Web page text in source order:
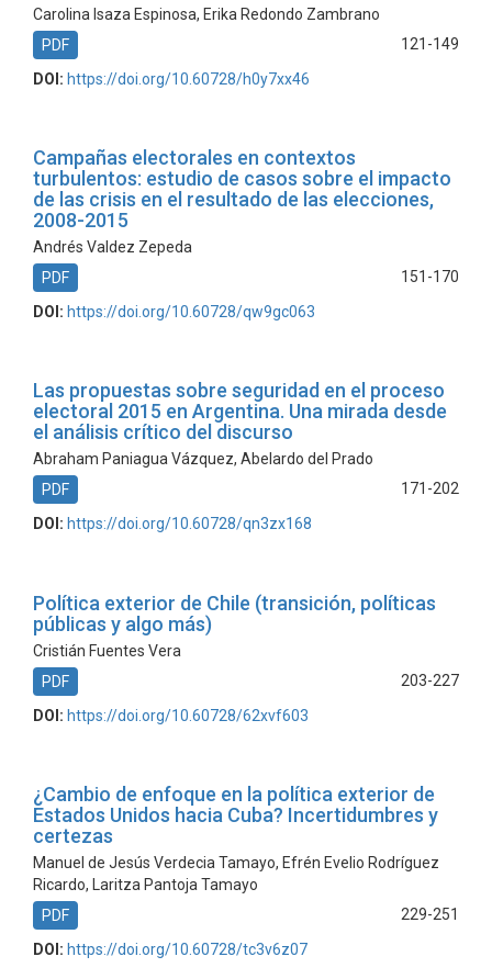
Carolina Isaza Espinosa, Erika Redondo Zambrano
121-149
PDF
DOI: https://doi.org/10.60728/h0y7xx46
Campañas electorales en contextos
turbulentos: estudio de casos sobre el impacto
de las crisis en el resultado de las elecciones,
2008-2015
Andrés Valdez Zepeda
151-170
PDF
DOI: https://doi.org/10.60728/qw9gc063
Las propuestas sobre seguridad en el proceso
electoral 2015 en Argentina. Una mirada desde
el análisis crítico del discurso
Abraham Paniagua Vázquez, Abelardo del Prado
171-202
PDF
DOI: https://doi.org/10.60728/qn3zx168
Política exterior de Chile (transición, políticas
públicas y algo más)
Cristián Fuentes Vera
203-227
PDF
DOI: https://doi.org/10.60728/62xvf603
¿Cambio de enfoque en la política exterior de
Estados Unidos hacia Cuba? Incertidumbres y
certezas
Manuel de Jesús Verdecia Tamayo, Efrén Evelio Rodríguez
Ricardo, Laritza Pantoja Tamayo
229-251
PDF
DOI: https://doi.org/10.60728/tc3v6z07